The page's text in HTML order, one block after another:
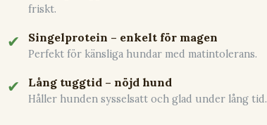
friskt.
✔ Singelprotein – enkelt för magen
Perfekt för känsliga hundar med matintolerans.
✔ Lång tuggtid – nöjd hund
Håller hunden sysselsatt och glad under lång tid.